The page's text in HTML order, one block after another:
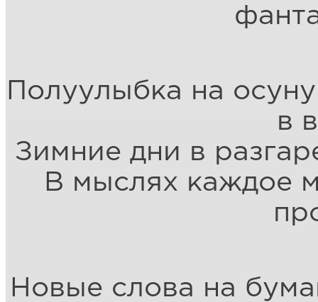
Полуулыбка на
в
Зимние дни в
В мыслях каждое
Новые слова на